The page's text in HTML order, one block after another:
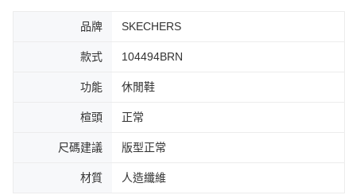
權轉讓予恩沛科技股份有限公司。
２．關於個人資料處理事宜，請瀏覽以下網址：
３．未成年的使用者請事先徵得法定代理人或監護人之同意方可使用
時審查核予不同之上限額度；若仍有額度不足之情形，本公司將視審查結果
５．嚴禁一人註冊多個帳號或使用他人資訊註冊。若發現惡意使用之情形，
品牌 SKECHERS
款式 104494BRN
功能 休閒鞋
楦頭 正常
尺碼建議 版型正常
材質 人造纖維